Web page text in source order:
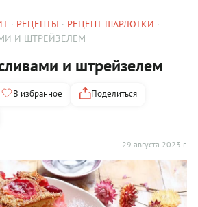
РЕЦЕПТЫ
РЕЦЕПТ ШАРЛОТКИ
И ШТРЕЙЗЕЛЕМ
и штрейзелем
29 августа 2023 г.
В избранное
Поделиться